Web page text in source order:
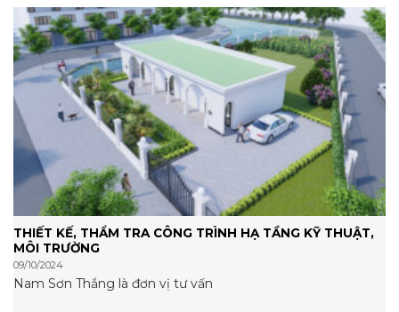
THIẾT KẾ, THẨM TRA CÔNG TRÌNH HẠ TẦNG KỸ THUẬT,
MÔI TRƯỜNG
09/10/2024
Nam Sơn Thắng là đơn vị tư vấn